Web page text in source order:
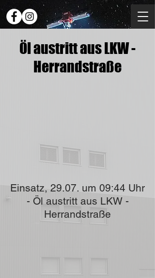
Öl austritt aus LKW -
Herrandstraße
Einsatz, 29.07. um 09:44 Uhr
- Öl austritt aus LKW -
Herrandstraße